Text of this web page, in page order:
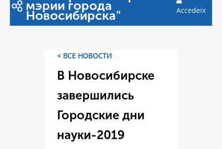
мэрии города
Новосибирска" Accedeix
< ВСЕ НОВОСТИ
В Новосибирске
завершились
Городские дни
науки-2019